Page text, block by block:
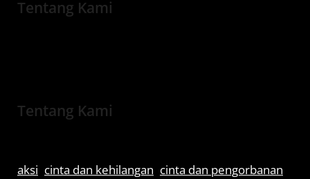
Tentang Kami
Tentang Kami
aksi cinta dan kehilangan cinta dan pengorbanan